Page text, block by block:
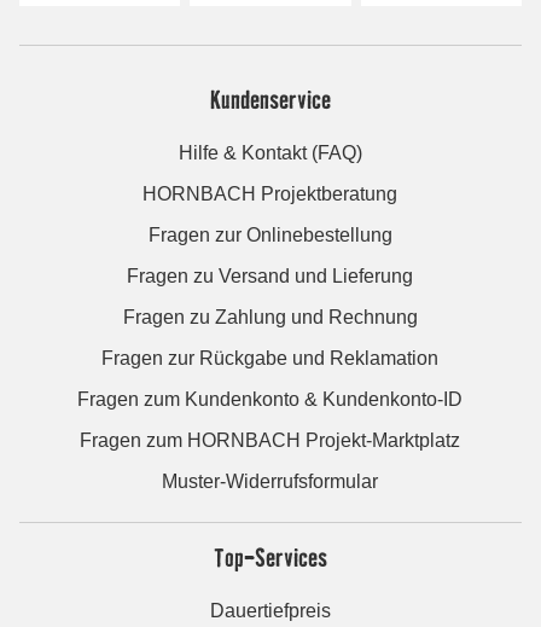
Kundenservice
Hilfe & Kontakt (FAQ)
HORNBACH Projektberatung
Fragen zur Onlinebestellung
Fragen zu Versand und Lieferung
Fragen zu Zahlung und Rechnung
Fragen zur Rückgabe und Reklamation
Fragen zum Kundenkonto & Kundenkonto-ID
Fragen zum HORNBACH Projekt-Marktplatz
Muster-Widerrufsformular
Top-Services
Dauertiefpreis